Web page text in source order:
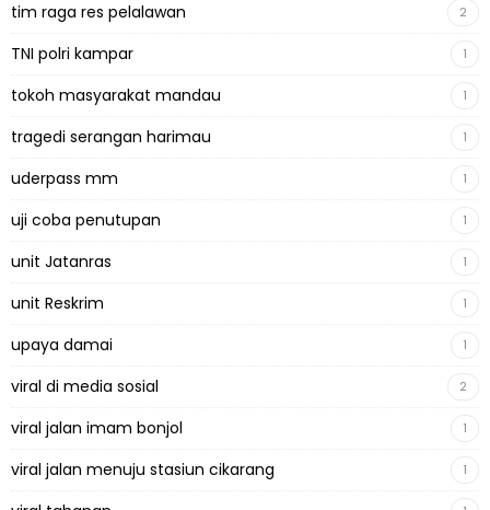
tim raga res pelalawan 2
TNI polri kampar 1
tokoh masyarakat mandau 1
tragedi serangan harimau 1
uderpass mm 1
uji coba penutupan 1
unit Jatanras 1
unit Reskrim 1
upaya damai 1
viral di media sosial 2
viral jalan imam bonjol 1
viral jalan menuju stasiun cikarang 1